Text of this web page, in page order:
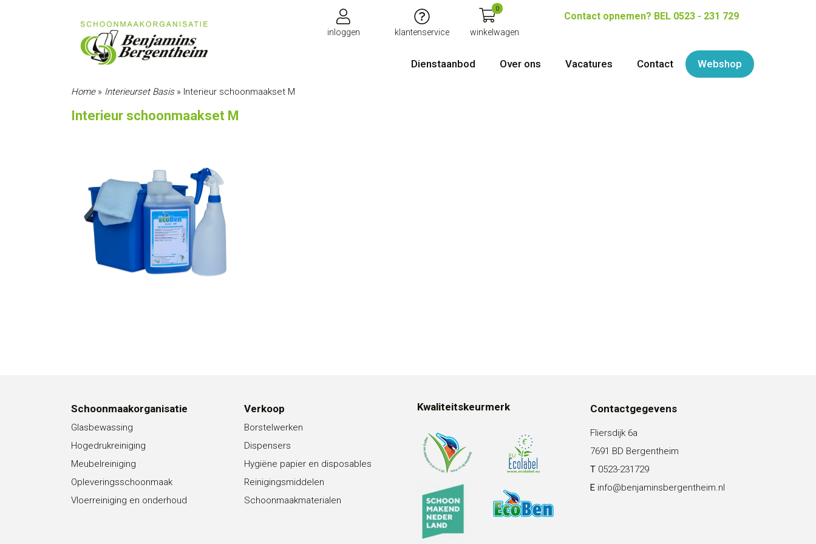
inloggen klantenservice
0
winkelwagen
Contact opnemen? BEL 0523 - 231 729
Dienstaanbod Over ons Vacatures Contact Webshop
Home» Interieurset Basis» Interieur schoonmaakset M
Interieur schoonmaakset M
Schoonmaakorganisatie
Glasbewassing
Hogedrukreiniging
Meubelreiniging
Opleveringsschoonmaak
Vloerreiniging en onderhoud
Verkoop
Borstelwerken
Dispensers
Hygiëne papier en disposables
Reinigingsmiddelen
Schoonmaakmaterialen
Kwaliteitskeurmerk Contactgegevens
Fliersdijk 6a
7691 BD Bergentheim
T 0523-231729
E info@benjaminsbergentheim.nl